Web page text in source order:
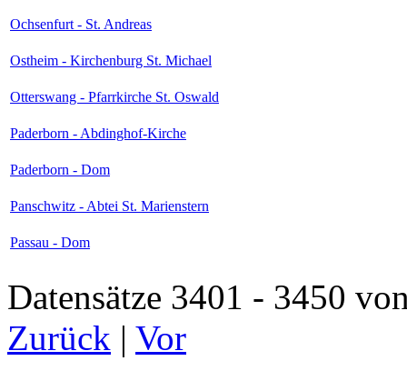
Ochsenfurt - St. Andreas
Ostheim - Kirchenburg St. Michael
Otterswang - Pfarrkirche St. Oswald
Paderborn - Abdinghof-Kirche
Paderborn - Dom
Panschwitz - Abtei St. Marienstern
Passau - Dom
Datensätze 3401 - 3450
Zurück | Vor